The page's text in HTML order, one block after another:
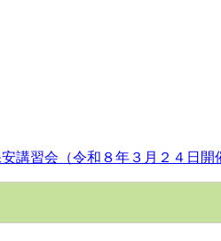
講習会（令和８年３月２４日開